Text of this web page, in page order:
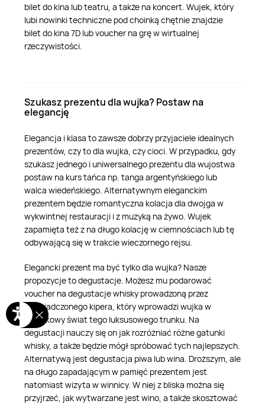
bilet do kina lub teatru, a także na koncert. Wujek, który
lubi nowinki techniczne pod choinką chętnie znajdzie
bilet do kina 7D lub voucher na grę w wirtualnej
rzeczywistości.
Szukasz prezentu dla wujka? Postaw na
elegancję
Elegancja i klasa to zawsze dobrzy przyjaciele idealnych
prezentów, czy to dla wujka, czy cioci. W przypadku, gdy
szukasz jednego i uniwersalnego prezentu dla wujostwa
postaw na kurs tańca np. tanga argentyńskiego lub
walca wiedeńskiego. Alternatywnym eleganckim
prezentem będzie romantyczna kolacja dla dwojga w
wykwintnej restauracji i z muzyką na żywo. Wujek
zapamięta też z na długo kolację w ciemnościach lub tę
odbywającą się w trakcie wieczornego rejsu.
Elegancki prezent ma być tylko dla wujka? Nasze
propozycje to degustacje. Możesz mu podarować
voucher na degustacje whisky prowadzoną przez
doświadczonego kipera, który wprowadzi wujka w
wyjątkowy świat tego luksusowego trunku. Na
degustacji nauczy się on jak rozróżniać różne gatunki
whisky, a także będzie mógł spróbować tych najlepszych.
Alternatywą jest degustacja piwa lub wina. Droższym, ale
na długo zapadającym w pamięć prezentem jest
natomiast wizyta w winnicy. W niej z bliska można się
przyjrzeć, jak wytwarzane jest wino, a także skosztować